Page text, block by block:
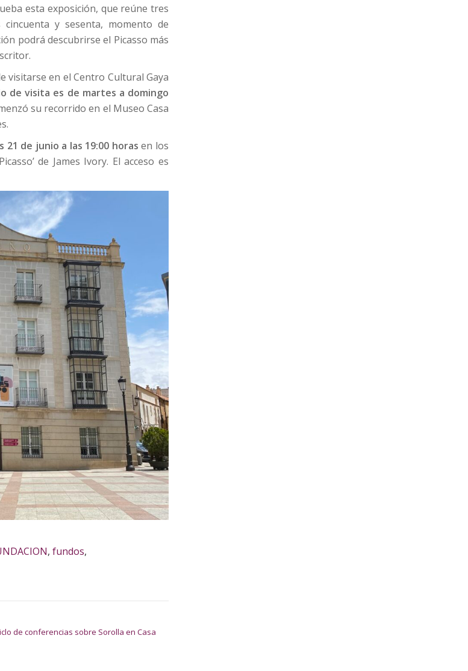
esta exposición, que reúne tres
y sesenta, momento de
podrá descubrirse el Picasso más
visitarse en el Centro Cultural Gaya
de visita es de martes a domingo
su recorrido en el Museo Casa
21 de junio a las 19:00 horas en los
de James Ivory. El acceso es
, fundos,
de conferencias sobre Sorolla en Casa